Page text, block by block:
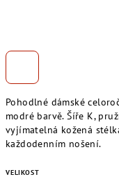
Pohodlné dámské
modré barvě. Šíře K,
vyjímatelná kožená
každodenním nošení.
VELIKOST